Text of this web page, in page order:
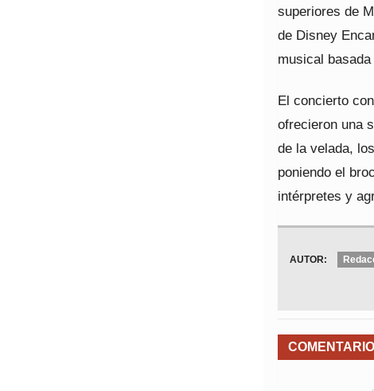
superiores de
de Disney
musical
El concierto
ofrecieron una
de la velada,
poniendo el
intérpretes y
AUTOR: